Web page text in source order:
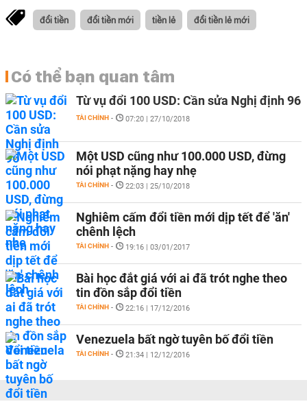
đổi tiền đổi tiền mới tiền lẻ đổi tiền lẻ mới
Có thể bạn quan tâm
Từ vụ đổi 100 USD: Cần sửa Nghị định 96
TÀI CHÍNH - 07:20 | 27/10/2018
Một USD cũng như 100.000 USD, đừng
nói phạt nặng hay nhẹ
TÀI CHÍNH - 22:03 | 25/10/2018
Nghiêm cấm đổi tiền mới dịp tết để 'ăn'
chênh lệch
TÀI CHÍNH - 19:16 | 03/01/2017
Bài học đắt giá với ai đã trót nghe theo
tin đồn sắp đổi tiền
TÀI CHÍNH - 22:16 | 17/12/2016
Venezuela bất ngờ tuyên bố đổi tiền
TÀI CHÍNH - 21:34 | 12/12/2016